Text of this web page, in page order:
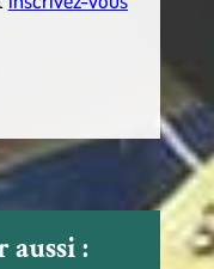
aussi :